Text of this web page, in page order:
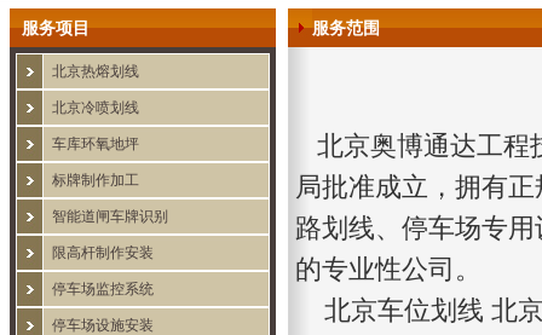
服务项目
北京热熔划线
北京冷喷划线
车库环氧地坪
标牌制作加工
智能道闸车牌识别
限高杆制作安装
停车场监控系统
停车场设施安装
服务范围
北京奥博通达工程
局批准成立，拥有
路划线、停车场专
的专业性公司。
北京车位划线 北